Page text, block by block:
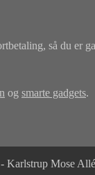
så du er
og smarte gadgets.
Mose Allé